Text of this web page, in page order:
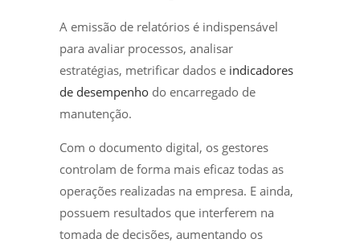
A emissão de relatórios é indispensável
para avaliar processos, analisar
estratégias, metrificar dados e indicadores
de desempenho do encarregado de
manutenção.
Com o documento digital, os gestores
controlam de forma mais eficaz todas as
operações realizadas na empresa. E ainda,
possuem resultados que interferem na
tomada de decisões, aumentando os